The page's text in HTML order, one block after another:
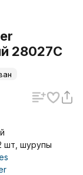
28027C
шт, шурупы